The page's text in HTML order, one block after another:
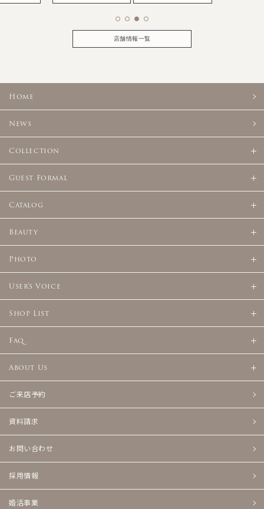
店舗情報一覧
Home
News
Collection
Guest Formal
Catalog
Beauty
Photo
User's Voice
Shop List
Faq
About Us
ご来店予約
資料請求
お問い合わせ
採用情報
婚活事業